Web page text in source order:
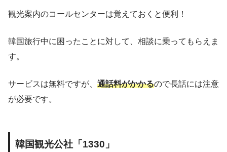
観光案内のコールセンターは覚えておくと便利！
韓国旅行中に困ったことに対して、相談に乗ってもらえま
す。
サービスは無料ですが、 通話料がかかるので長話には注意
が必要です。
韓国観光公社「1330」